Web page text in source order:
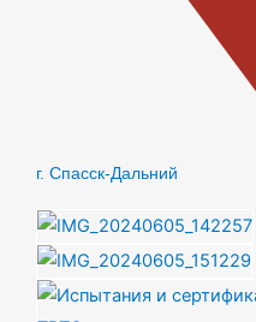
г. Спасск-Дальний